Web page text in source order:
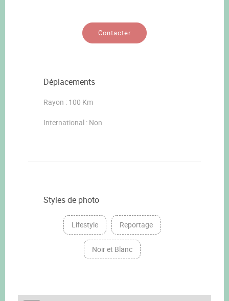
Contacter
Déplacements
Rayon : 100 Km
International : Non
Styles de photo
Lifestyle Reportage
Noir et Blanc